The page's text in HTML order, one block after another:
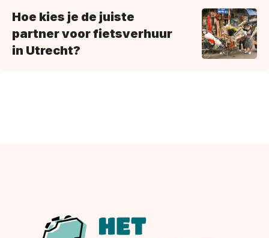
Hoe kies je de juiste
partner voor fietsverhuur
in Utrecht?